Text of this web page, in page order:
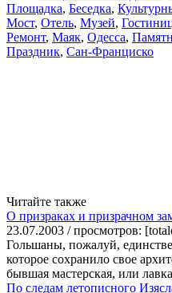
Площадка, Беседка,
Мост, Отель, Музей,
Ремонт, Маяк, Одесса,
Праздник, Сан-Франциско
Читайте также
О призраках и призрачном
23.07.2003 / просмотров:
Гольшаны, пожалуй,
которое сохранило свое
бывшая мастерская, или
По следам летописного